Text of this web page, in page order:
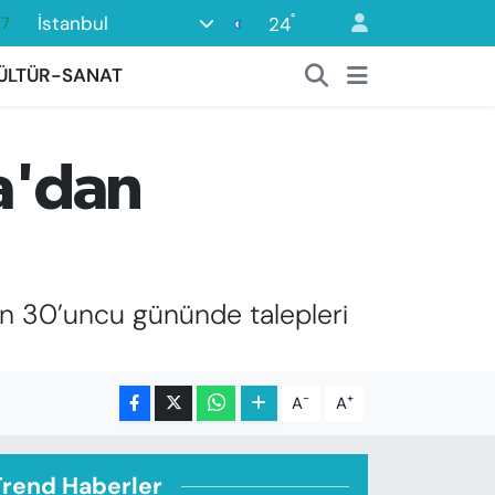
İstanbul 24°
SANAT
30’uncu gününde talepleri
A- A+
Haberler